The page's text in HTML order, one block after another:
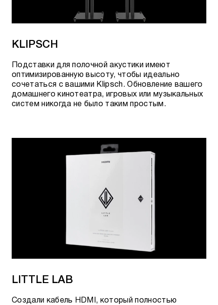
KLIPSCH
Подставки для полочной акустики имеют
оптимизированную высоту, чтобы идеально
сочетаться с вашими Klipsch. Обновление вашего
домашнего кинотеатра, игровых или музыкальных
систем никогда не было таким простым.
LITTLE LAB
Создали кабель HDMI, который полностью